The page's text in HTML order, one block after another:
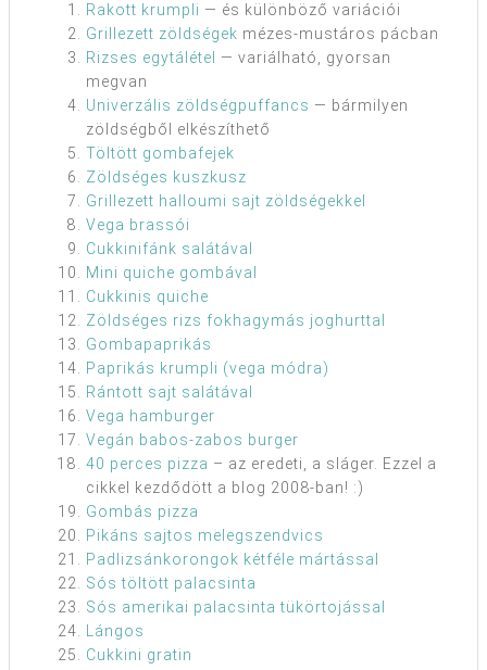
Rakott krumpli — és különböző variációi
Grillezett zöldségek mézes-mustáros pácban
Rizses egytálétel
— variálható, gyorsan
megvan
Univerzális zöldségpuffancs — bármilyen
zöldségből elkészíthető
Töltött gombafejek
Zöldséges kuszkusz
Grillezett halloumi sajt zöldségekkel
Vega brassói
Cukkinifánk salátával
Mini quiche gombával
Cukkinis quiche
Zöldséges rizs fokhagymás joghurttal
Gombapaprikás
Paprikás krumpli (vega módra)
Rántott sajt salátával
Vega hamburger
Vegán babos-zabos burger
40 perces pizza – az eredeti, a sláger. Ezzel a
cikkel kezdődött a blog 2008-ban! :)
Gombás pizza
Pikáns sajtos melegszendvics
Padlizsánkorongok kétféle mártással
Sós töltött palacsinta
Sós amerikai palacsinta tükörtojással
Lángos
Cukkini gratin